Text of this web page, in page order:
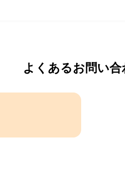
よくあるお問い